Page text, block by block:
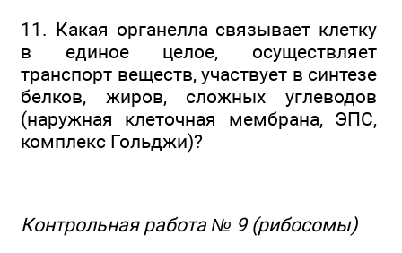
11. Какая органелла связывает клетку
в единое целое, осуществляет
транспорт веществ, участвует в синтезе
белков, жиров, сложных углеводов
(наружная клеточная мембрана, ЭПС,
комплекс Гольджи)?
Контрольная работа № 9 (рибосомы)